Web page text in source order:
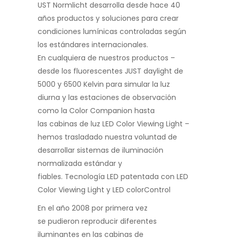
UST Normlicht desarrolla desde hace 40
años productos y soluciones para crear
condiciones lumínicas controladas según
los estándares internacionales.
En cualquiera de nuestros productos –
desde los fluorescentes JUST daylight de
5000 y 6500 Kelvin para simular la luz
diurna y las estaciones de observación
como la Color Companion hasta
las cabinas de luz LED Color Viewing Light –
hemos trasladado nuestra voluntad de
desarrollar sistemas de iluminación
normalizada estándar y
fiables. Tecnología LED patentada con LED
Color Viewing Light y LED colorControl
En el año 2008 por primera vez
se pudieron reproducir diferentes
iluminantes en las cabinas de